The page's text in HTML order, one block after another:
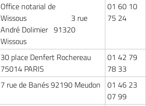
Office notarial de
Wissous 3 rue
André Dolimier 91320
Wissous
01 60 10
75 24
30 place Denfert Rochereau
75014 PARIS
01 42 79
78 33
7 rue de Banés 92190 Meudon
01 46 23
07 99